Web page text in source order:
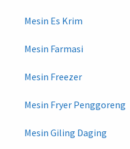
Mesin Es Krim
Mesin Farmasi
Mesin Freezer
Mesin Fryer Penggoreng
Mesin Giling Daging